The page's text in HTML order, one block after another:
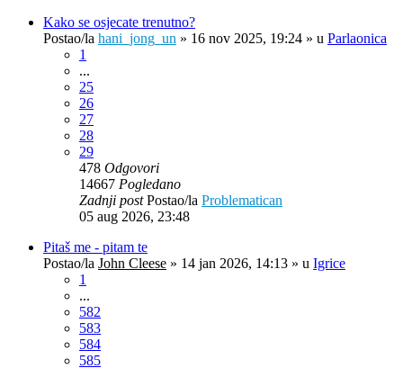
Kako se osjecate trenutno?
Postao/la hani_jong_un » 16 nov 2025, 19:24 » u Parlaonica
1
...
25
26
27
28
29
478 Odgovori
14667 Pogledano
Zadnji postPostao/la Problematican
05 aug 2026, 23:48
Pitaš me - pitam te
Postao/la John Cleese » 14 jan 2026, 14:13 » u Igrice
1
...
582
583
584
585